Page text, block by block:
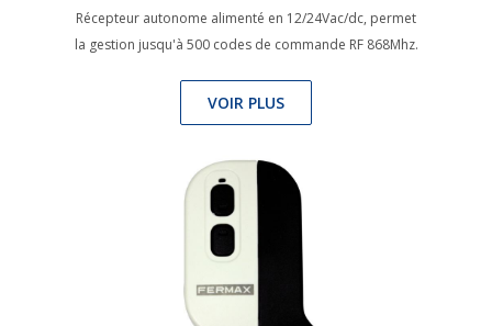
Récepteur autonome alimenté en 12/24Vac/dc, permet
la gestion jusqu'à 500 codes de commande RF 868Mhz.
VOIR PLUS